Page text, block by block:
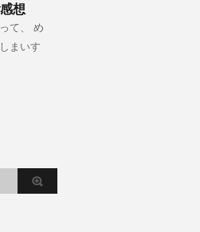
想
て、 め
まいす